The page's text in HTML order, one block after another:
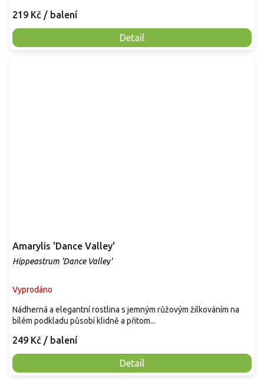
219 Kč / balení
Detail
Amarylis 'Dance Valley'
Hippeastrum 'Dance Valley'
Vyprodáno
249 Kč / balení
Detail
Nádherná a elegantní rostlina s jemným růžovým žilkováním na
bílém podkladu působí klidně a přitom...